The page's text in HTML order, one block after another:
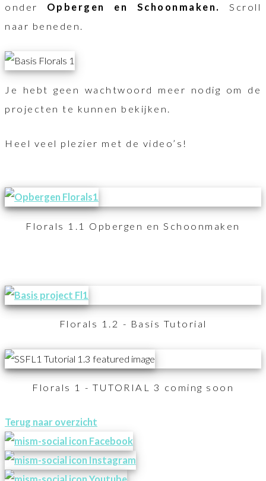
onder
Opbergen en Schoonmaken. Scroll
naar beneden.
Je hebt geen wachtwoord meer nodig om de
projecten te kunnen bekijken.
Heel veel plezier met de video’s!
Florals 1.1 Opbergen en Schoonmaken
Florals 1.2 - Basis Tutorial
Florals 1 - TUTORIAL 3 coming soon
Terug naar overzicht